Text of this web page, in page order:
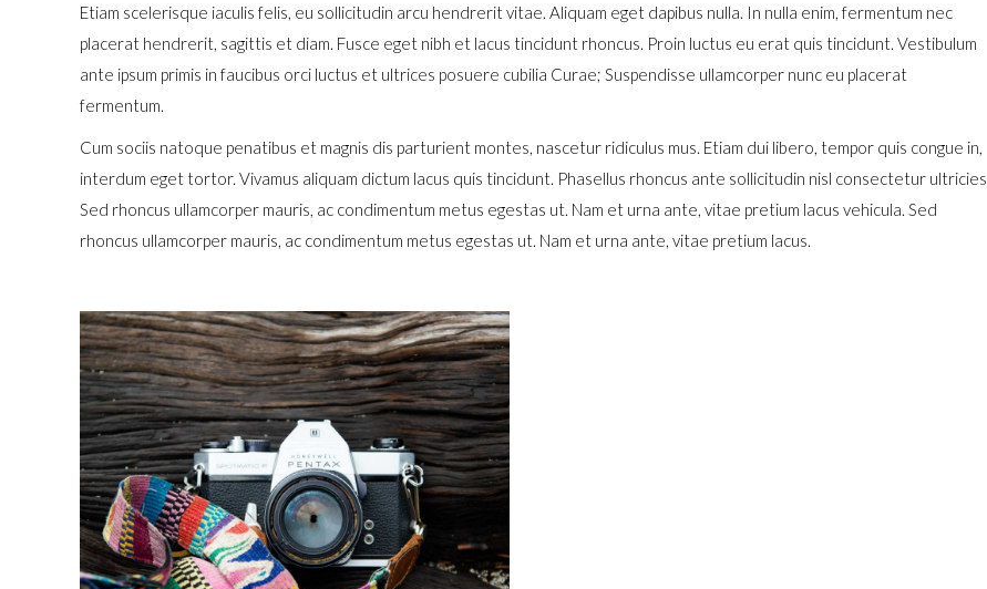
Etiam scelerisque iaculis felis, eu sollicitudin arcu hendrerit vitae. Aliquam eget dapibus nulla. In nulla enim, fermentum nec
placerat hendrerit, sagittis et diam. Fusce eget nibh et lacus tincidunt rhoncus. Proin luctus eu erat quis tincidunt. Vestibulum
ante ipsum primis in faucibus orci luctus et ultrices posuere cubilia Curae; Suspendisse ullamcorper nunc eu placerat
fermentum.
Cum sociis natoque penatibus et magnis dis parturient montes, nascetur ridiculus mus. Etiam dui libero, tempor quis congue in,
interdum eget tortor. Vivamus aliquam dictum lacus quis tincidunt. Phasellus rhoncus ante sollicitudin nisl consectetur ultricies.
Sed rhoncus ullamcorper mauris, ac condimentum metus egestas ut. Nam et urna ante, vitae pretium lacus vehicula. Sed
rhoncus ullamcorper mauris, ac condimentum metus egestas ut. Nam et urna ante, vitae pretium lacus.